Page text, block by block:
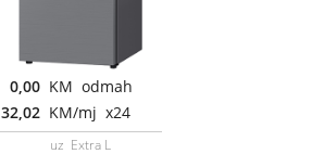
0,00 KM odmah
32,02 KM/mj x24
uz Extra L